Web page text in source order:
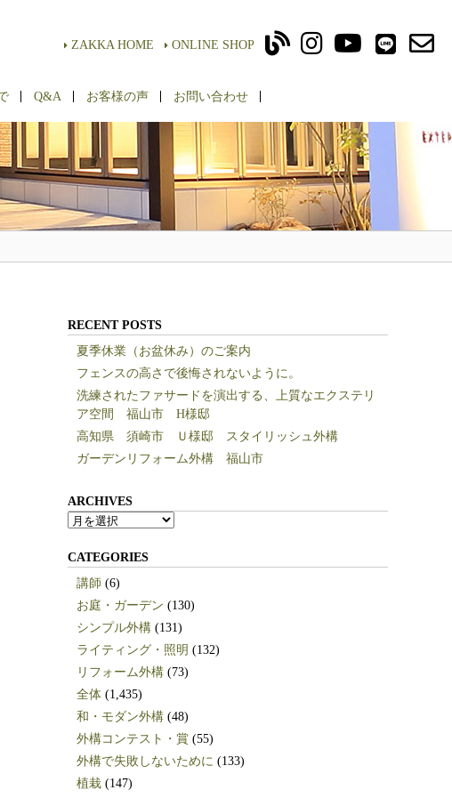
ZAKKA HOME ONLINE SHOP
Q&A お客様の声 お問い合わせ
RECENT POSTS
夏季休業（お盆休み）のご案内
フェンスの高さで後悔されないように。
洗練されたファサードを演出する、上質なエクステリ
ア空間 福山市 H様邸
高知県 須崎市 Ｕ様邸 スタイリッシュ外構
ガーデンリフォーム外構 福山市
ARCHIVES
ARCHIVES
CATEGORIES
講師 (6)
お庭・ガーデン (130)
シンプル外構 (131)
ライティング・照明 (132)
リフォーム外構 (73)
全体 (1,435)
和・モダン外構 (48)
外構コンテスト・賞 (55)
外構で失敗しないために (133)
植栽 (147)